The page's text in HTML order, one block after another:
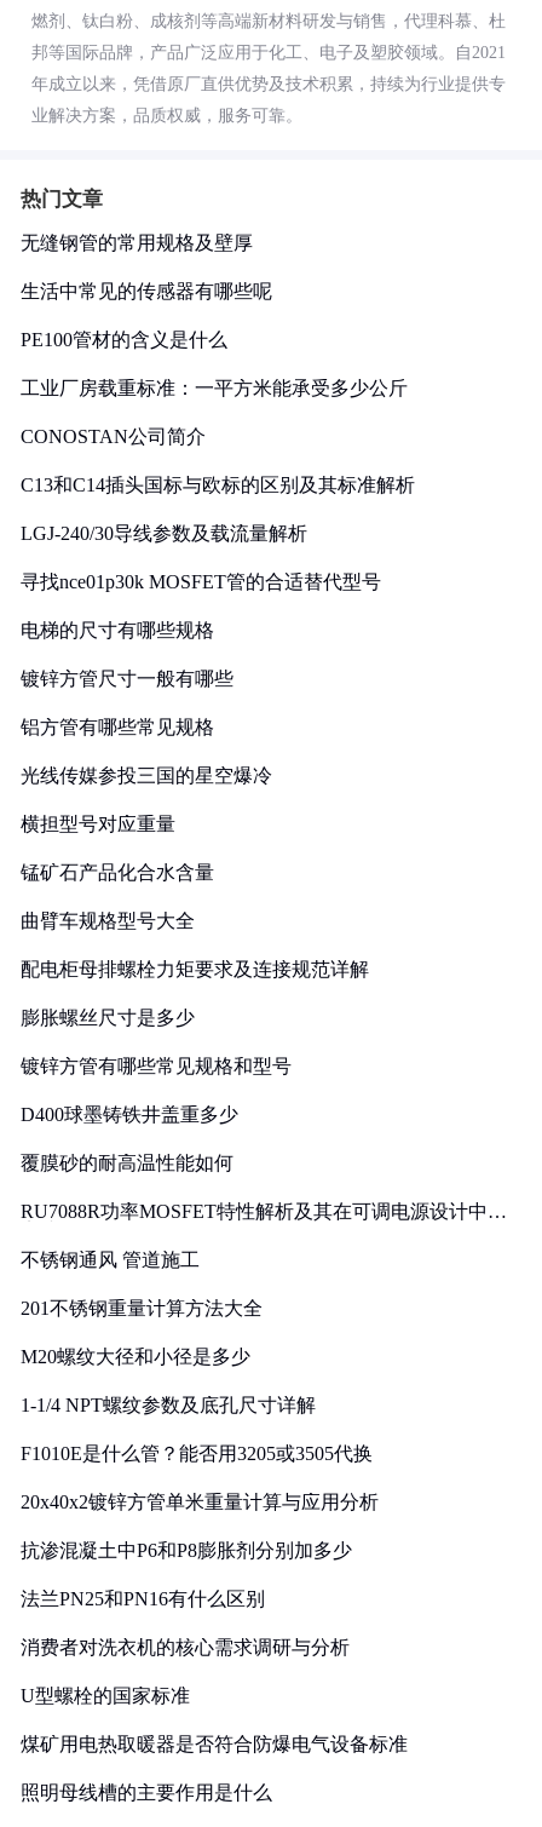
燃剂、钛白粉、成核剂等高端新材料研发与销售，代理科慕、杜
邦等国际品牌，产品广泛应用于化工、电子及塑胶领域。自2021
年成立以来，凭借原厂直供优势及技术积累，持续为行业提供专
业解决方案，品质权威，服务可靠。
热门文章
无缝钢管的常用规格及壁厚
生活中常见的传感器有哪些呢
PE100管材的含义是什么
工业厂房载重标准：一平方米能承受多少公斤
CONOSTAN公司简介
C13和C14插头国标与欧标的区别及其标准解析
LGJ-240/30导线参数及载流量解析
寻找nce01p30k MOSFET管的合适替代型号
电梯的尺寸有哪些规格
镀锌方管尺寸一般有哪些
铝方管有哪些常见规格
光线传媒参投三国的星空爆冷
横担型号对应重量
锰矿石产品化合水含量
曲臂车规格型号大全
配电柜母排螺栓力矩要求及连接规范详解
膨胀螺丝尺寸是多少
镀锌方管有哪些常见规格和型号
D400球墨铸铁井盖重多少
覆膜砂的耐高温性能如何
RU7088R功率MOSFET特性解析及其在可调电源设计中的
不锈钢通风 管道施工
201不锈钢重量计算方法大全
M20螺纹大径和小径是多少
1-1/4 NPT螺纹参数及底孔尺寸详解
F1010E是什么管？能否用3205或3505代换
20x40x2镀锌方管单米重量计算与应用分析
抗渗混凝土中P6和P8膨胀剂分别加多少
法兰PN25和PN16有什么区别
消费者对洗衣机的核心需求调研与分析
U型螺栓的国家标准
煤矿用电热取暖器是否符合防爆电气设备标准
照明母线槽的主要作用是什么